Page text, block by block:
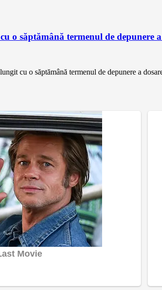
o săptămână termenul de depunere
cu o săptămână termenul de depunere a